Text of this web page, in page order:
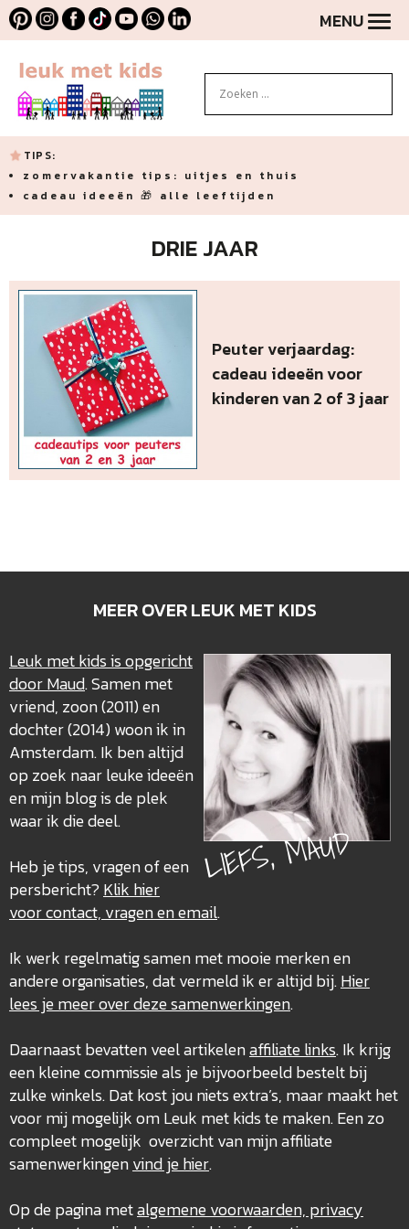
MENU
TIPS:
zomervakantie tips: uitjes en thuis
cadeau ideeën 🎁 alle leeftijden
DRIE JAAR
Peuter verjaardag:
cadeau ideeën voor
kinderen van 2 of 3 jaar
MEER OVER LEUK MET KIDS
LIEFS, MAUD
Leuk met kids is opgericht
door Maud. Samen met
vriend, zoon (2011) en
dochter (2014) woon ik in
Amsterdam. Ik ben altijd
op zoek naar leuke ideeën
en mijn blog is de plek
waar ik die deel.
Heb je tips, vragen of een
persbericht? Klik hier
voor contact, vragen en email.
Ik werk regelmatig samen met mooie merken en
andere organisaties, dat vermeld ik er altijd bij.Hier
lees je meer over dezesamenwerkingen.
Daarnaast bevatten veel artikelenaffiliate links. Ik krijg
een kleine commissie als je bijvoorbeeld bestelt bij
zulke winkels. Dat kost jou niets extra’s, maar maakt het
voor mij mogelijk om Leuk met kids te maken. Een zo
compleet mogelijk overzicht van mijn affiliate
samenwerkingenvind je hier.
Op de pagina metalgemene voorwaarden, privacy